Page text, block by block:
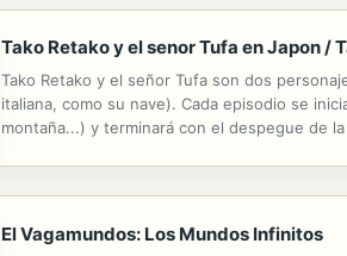
Tako Retako y el senor Tufa en Japon /
Tako Retako y el señor Tufa son dos
italiana, como su nave). Cada episodio se
montaña...) y terminará con el despegue de
El Vagamundos: Los Mundos Infinitos